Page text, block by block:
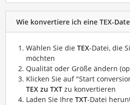
Wie konvertiere ich eine TEX-
Wählen Sie die TEX-Datei, die
möchten
Qualität oder Größe ändern
Klicken Sie auf "Start
TEX zu TXTzu konvertieren
Laden Sie Ihre TXT-Datei